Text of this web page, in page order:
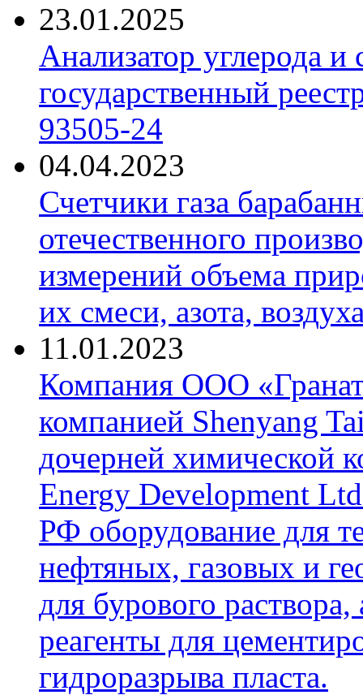
23.01.2025
Анализатор углерода
государственный
93505-24
04.04.2023
Счетчики газа
отечественного
измерений объема
их смеси, азота,
11.01.2023
Компания ООО
компанией Shenyang
дочерней химической
Energy Development
РФ оборудование для
нефтяных, газовых и
для бурового
реагенты для
гидроразрыва пласта.